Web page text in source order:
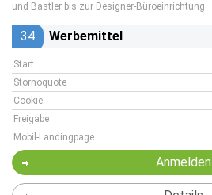
und Bastler bis zur Designer-Büroeinrichtung.
34 Werbemittel
Start
Stornoquote
Cookie
Freigabe
Mobil-Landingpage
Anmelden